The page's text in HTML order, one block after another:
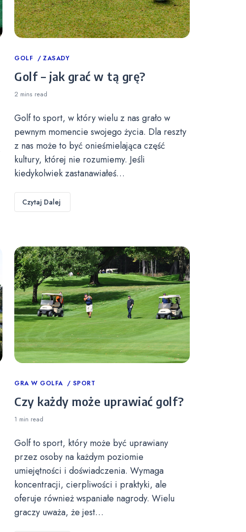
Categories
GOLF ZASADY
Golf – jak grać w tą grę?
2 mins read
Golf to sport, w który wielu z nas grało w
pewnym momencie swojego życia. Dla reszty
z nas może to być onieśmielająca część
kultury, której nie rozumiemy. Jeśli
kiedykolwiek zastanawiałeś…
Czytaj Dalej
Categories
GRA W GOLFA SPORT
Czy każdy może uprawiać golf?
1 min read
Golf to sport, który może być uprawiany
przez osoby na każdym poziomie
umiejętności i doświadczenia. Wymaga
koncentracji, cierpliwości i praktyki, ale
oferuje również wspaniałe nagrody. Wielu
graczy uważa, że jest…